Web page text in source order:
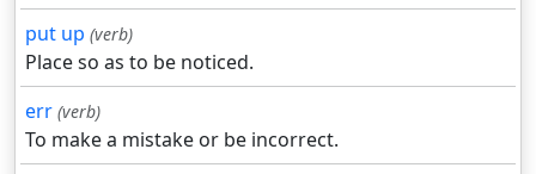
put up (verb)
Place so as to be noticed.
err (verb)
To make a mistake or be incorrect.